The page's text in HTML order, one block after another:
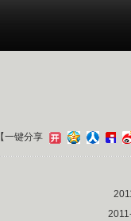
【一键分享